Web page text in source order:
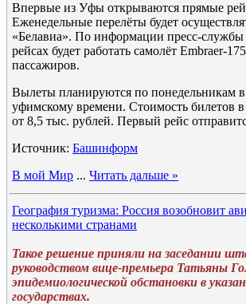
Впервые из Уфы открываются прямые
Еженедельные перелёты будет
«Белавиа». По информации пресс-службы
рейсах будет работать самолёт Embraer-
пассажиров.
Вылеты планируются по понедельникам
уфимскому времени. Стоимость билетов
от 8,5 тыс. рублей. Первый рейс
Источник: Башинформ
В мой Мир ... Читать дальше »
География туризма: Россия возобновит
несколькими странами
Такое решение приняли на заседании
руководством вице-премьера Татьяны
эпидемиологической обстановки в
государствах.